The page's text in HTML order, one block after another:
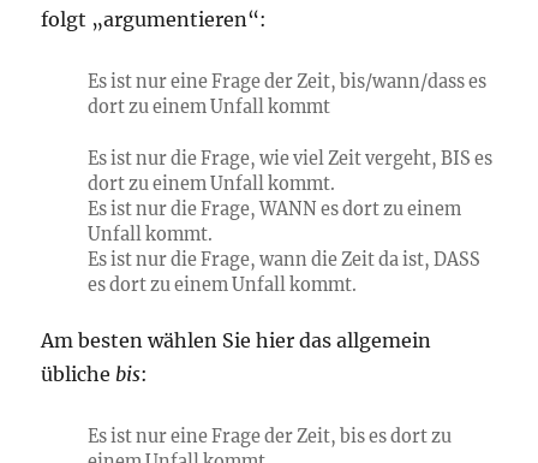
folgt „argumentieren“:
Es ist nur eine Frage der Zeit, bis/wann/dass es
dort zu einem Unfall kommt
Es ist nur die Frage, wie viel Zeit vergeht, BIS es
dort zu einem Unfall kommt.
Es ist nur die Frage, WANN es dort zu einem
Unfall kommt.
Es ist nur die Frage, wann die Zeit da ist, DASS
es dort zu einem Unfall kommt.
Am besten wählen Sie hier das allgemein
übliche bis:
Es ist nur eine Frage der Zeit, bis es dort zu